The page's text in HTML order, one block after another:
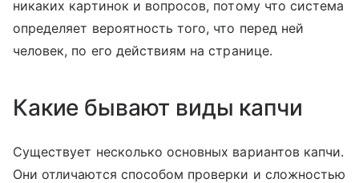
никаких картинок и вопросов, потому что система
определяет вероятность того, что перед ней
человек, по его действиям на странице.
Какие бывают виды капчи
Существует несколько основных вариантов капчи.
Они отличаются способом проверки и сложностью